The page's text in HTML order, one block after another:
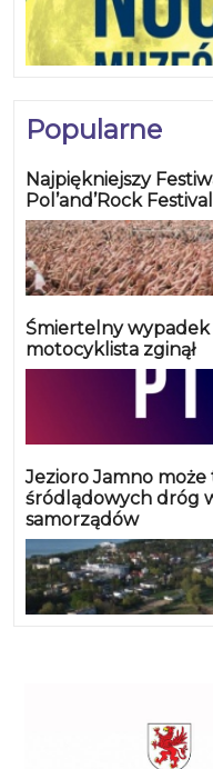
Popularne
Najpiękniejszy
Pol’and’Rock
Śmiertelny wypadek
motocyklista zginął
Jezioro Jamno
śródlądowych dróg
samorządów